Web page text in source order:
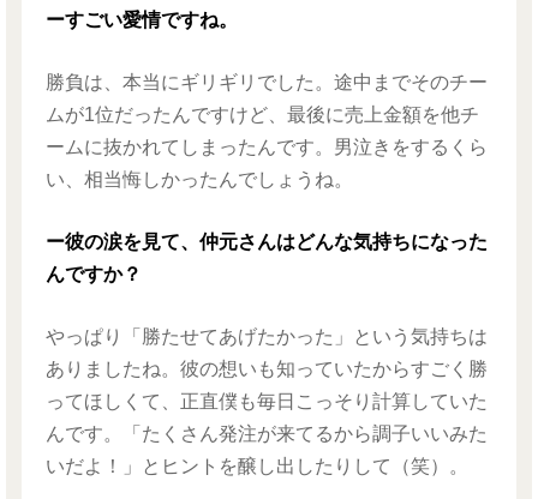
ーすごい愛情ですね。
勝負は、本当にギリギリでした。途中までそのチー
ムが1位だったんですけど、最後に売上金額を他チ
ームに抜かれてしまったんです。男泣きをするくら
い、相当悔しかったんでしょうね。
ー彼の涙を見て、仲元さんはどんな気持ちになった
んですか？
やっぱり「勝たせてあげたかった」という気持ちは
ありましたね。彼の想いも知っていたからすごく勝
ってほしくて、正直僕も毎日こっそり計算していた
んです。「たくさん発注が来てるから調子いいみた
いだよ！」とヒントを醸し出したりして（笑）。